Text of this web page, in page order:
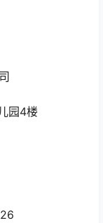
园4楼